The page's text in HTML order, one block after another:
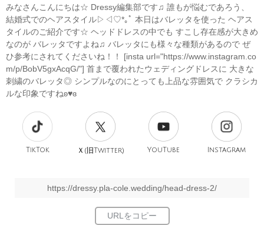
みなさんこんにちは☆ Dressy編集部です♫ 誰もが悩むであろう、
結婚式でのヘアスタイル▷◁♡*｡ﾟ 本日はバレッタを使った ヘアス
タイルのご紹介です☆ ヘッドドレスの中でも すこし存在感が大きめ
なのが バレッタですよね♫ バレッタにも様々な種類があるので ぜ
ひ参考にされてくださいね！！ [insta url="https://www.instagram.co
m/p/BobV5gxAcqG/"] 首まで覆われたウェディングドレスに 大きな
刺繍のバレッタ◎ シンプルなのにとっても上品な雰囲気で クラシカ
ルな印象ですねʚ♥ɞ
TikTok Ｘ(旧Twitter) YouTube Instagram
https://dressy.pla-cole.wedding/head-dress-2/